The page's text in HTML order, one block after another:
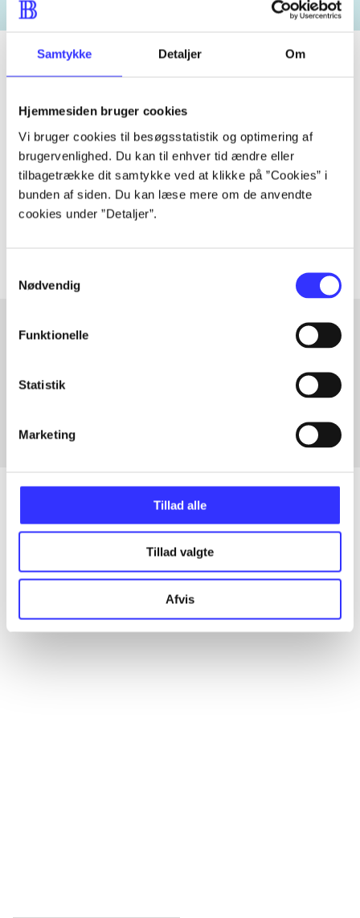
Samtykke Detaljer Om
Hjemmesiden bruger cookies
Vi bruger cookies til besøgsstatistik og optimering af
brugervenlighed. Du kan til enhver tid ændre eller
tilbagetrække dit samtykke ved at klikke på ”Cookies” i
bunden af siden. Du kan læse mere om de anvendte
cookies under ”Detaljer”.
Nødvendig
Funktionelle
Statistik
Marketing
Tillad alle
Tillad valgte
Afvis
Tidsskrift
Artiklen er en del af
lorem ipsum dolor sit amet ...
Tidsskrift
handler ofte om
Fra
Alle registrerede artikler fordelt på udgivelser